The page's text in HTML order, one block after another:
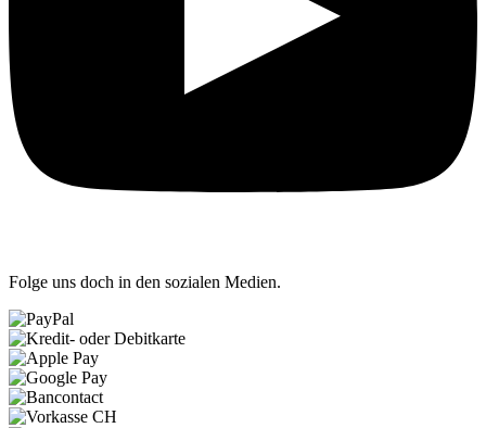
Folge uns doch in den sozialen Medien.